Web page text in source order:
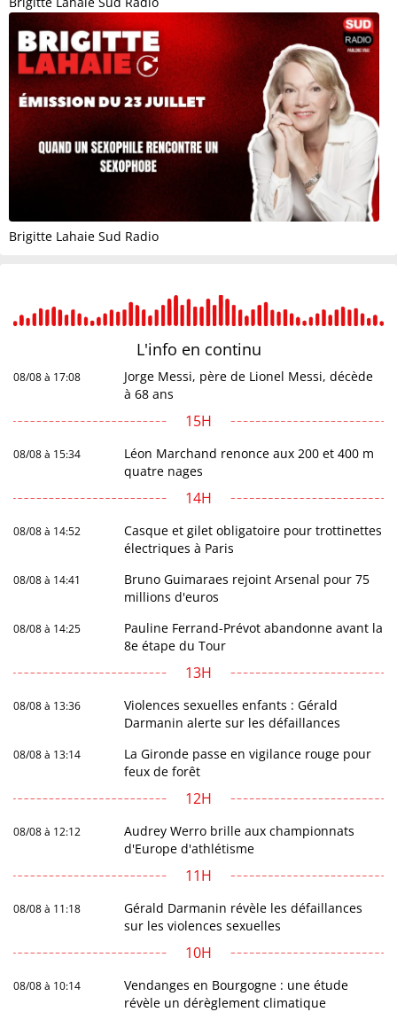
Brigitte Lahaie Sud Radio
L'info en continu
08/08 à 17:08
Jorge Messi, père de Lionel Messi, décède
à 68 ans
15H
08/08 à 15:34
Léon Marchand renonce aux 200 et 400 m
quatre nages
14H
08/08 à 14:52
Casque et gilet obligatoire pour trottinettes
électriques à Paris
08/08 à 14:41
Bruno Guimaraes rejoint Arsenal pour 75
millions d'euros
08/08 à 14:25
Pauline Ferrand-Prévot abandonne avant la
8e étape du Tour
13H
08/08 à 13:36
Violences sexuelles enfants : Gérald
Darmanin alerte sur les défaillances
08/08 à 13:14
La Gironde passe en vigilance rouge pour
feux de forêt
12H
08/08 à 12:12
Audrey Werro brille aux championnats
d'Europe d'athlétisme
11H
08/08 à 11:18
Gérald Darmanin révèle les défaillances
sur les violences sexuelles
10H
08/08 à 10:14
Vendanges en Bourgogne : une étude
révèle un dérèglement climatique